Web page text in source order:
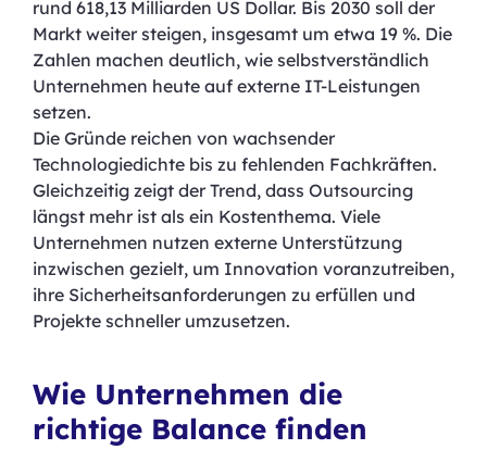
rund 618,13 Milliarden US Dollar. Bis 2030 soll der
Markt weiter steigen, insgesamt um etwa 19 %. Die
Zahlen machen deutlich, wie selbstverständlich
Unternehmen heute auf externe IT-Leistungen
setzen.
Die Gründe reichen von wachsender
Technologiedichte bis zu fehlenden Fachkräften.
Gleichzeitig zeigt der Trend, dass Outsourcing
längst mehr ist als ein Kostenthema. Viele
Unternehmen nutzen externe Unterstützung
inzwischen gezielt, um Innovation voranzutreiben,
ihre Sicherheitsanforderungen zu erfüllen und
Projekte schneller umzusetzen.
Wie Unternehmen die
richtige Balance finden